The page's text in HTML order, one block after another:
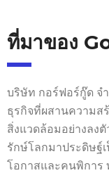
ที่มาของ
บริษัท กอร์ฟอร์กู๊ด จ
ธุรกิจที่ผสานความส
สิ่งแวดล้อมอย่างลง
รักษ์โลกมาประดิษฐ์
โอกาสและคนพิการ